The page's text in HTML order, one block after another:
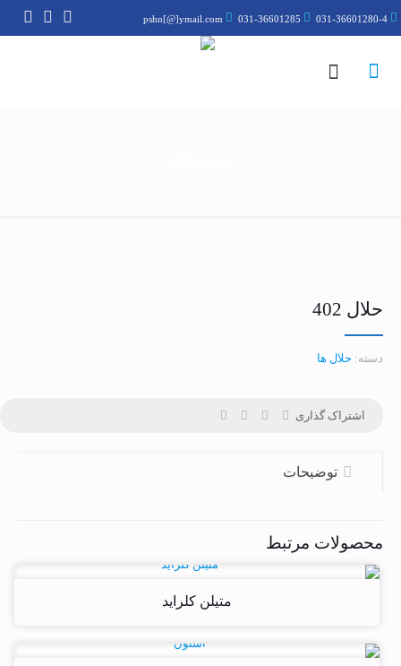
031-36601280-4
031-36601285
pshn[@]ymail.com
حلال 402
دسته: حلال ها
اشتراک گذاری
توضیحات
محصولات مرتبط
متیلن کلراید